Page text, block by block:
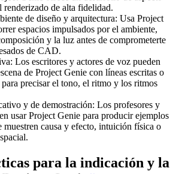
renderizado de alta fidelidad.
de diseño y arquitectura: Usa Project
espacios impulsados por el ambiente,
y la luz antes de comprometerte
de CAD.
Los escritores y actores de voz pueden
de Project Genie con líneas escritas o
precisar el tono, el ritmo y los ritmos
y de demostración: Los profesores y
usar Project Genie para producir ejemplos
muestren causa y efecto, intuición física o
para la indicación y la